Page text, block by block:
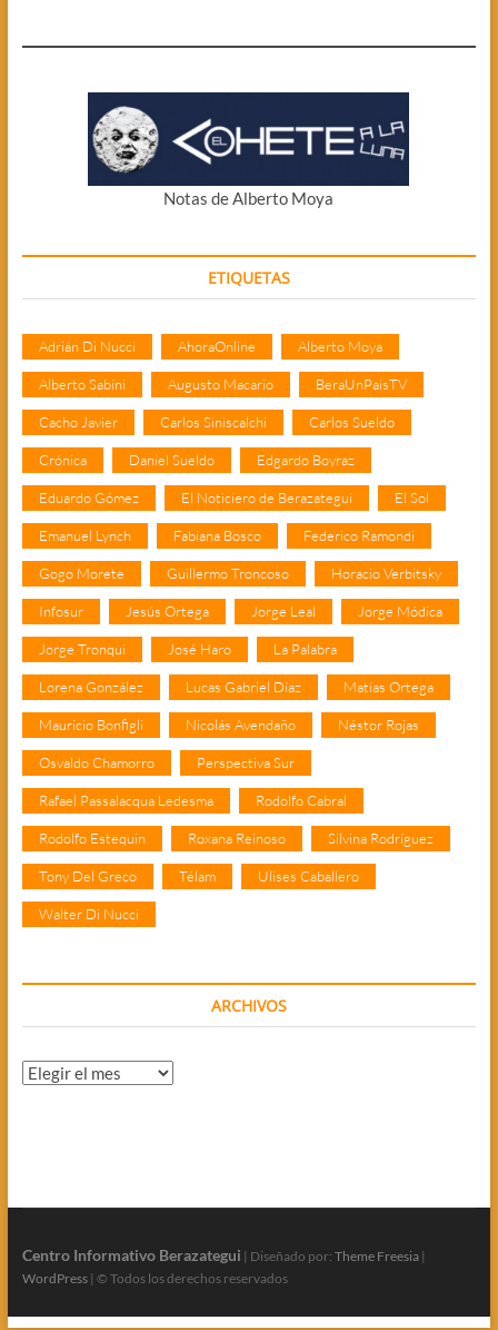
Notas de Alberto Moya
ETIQUETAS
Adrián Di Nucci AhoraOnline Alberto Moya
Alberto Sabini Augusto Macario BeraUnPaisTV
Cacho Javier Carlos Siniscalchi Carlos Sueldo
Crónica Daniel Sueldo Edgardo Boyraz
Eduardo Gómez El Noticiero de Berazategui El Sol
Emanuel Lynch Fabiana Bosco Federico Ramondi
Gogo Morete Guillermo Troncoso Horacio Verbitsky
Infosur Jesús Ortega Jorge Leal Jorge Módica
Jorge Tronqui José Haro La Palabra
Lorena González Lucas Gabriel Díaz Matías Ortega
Mauricio Bonfigli Nicolás Avendaño Néstor Rojas
Osvaldo Chamorro Perspectiva Sur
Rafael Passalacqua Ledesma Rodolfo Cabral
Rodolfo Estequin Roxana Reinoso Silvina Rodríguez
Tony Del Greco Télam Ulises Caballero
Walter Di Nucci
ARCHIVOS
Archivos
Centro Informativo Berazategui | Diseñado por: Theme Freesia|
WordPress| © Todos los derechos reservados